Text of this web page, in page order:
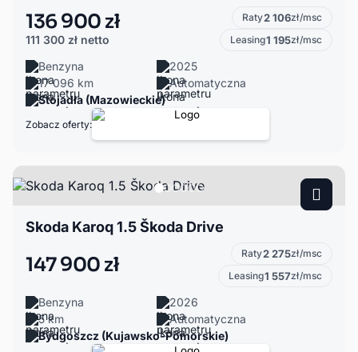
136 900 zł
111 300 zł netto
Raty2 106zł/msc
Leasing1 195zł/msc
Benzyna
2025
17 096 km
Automatyczna
Stojadła (Mazowieckie)
Zobacz oferty:
Skoda Karoq 1.5 Škoda Drive
147 900 zł Raty2 275zł/msc
Leasing1 557zł/msc
Benzyna
2026
5 km
Automatyczna
Bydgoszcz (Kujawsko-Pomorskie)